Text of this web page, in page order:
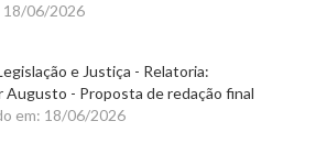
18/06/2026
e Justiça - Relatoria:
Augusto - Proposta de redação final
em: 18/06/2026